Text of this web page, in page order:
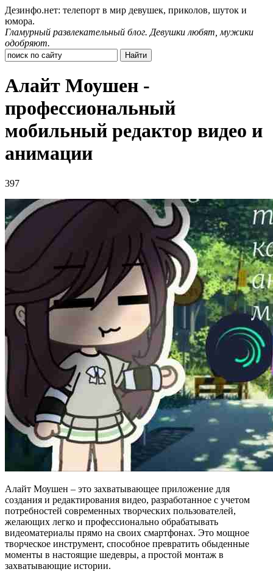
Дезинфо.нет: телепорт в мир девушек, приколов, шуток и
юмора.
Гламурный развлекательный блог. Девушки любят, мужики
одобряют.
Алайт Моушен -
профессиональный
мобильный редактор видео и
анимации
397
Алайт Моушен – это захватывающее приложение для
создания и редактирования видео, разработанное с учетом
потребностей современных творческих пользователей,
желающих легко и профессионально обрабатывать
видеоматериалы прямо на своих смартфонах. Это мощное
творческое инструмент, способное превратить обыденные
моменты в настоящие шедевры, а простой монтаж в
захватывающие истории.